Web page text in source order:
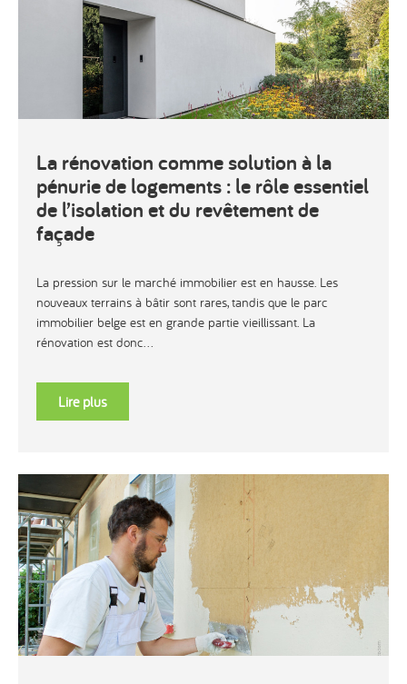
La rénovation comme solution à la
pénurie de logements : le rôle essentiel
de l’isolation et du revêtement de
façade
La pression sur le marché immobilier est en hausse. Les
nouveaux terrains à bâtir sont rares, tandis que le parc
immobilier belge est en grande partie vieillissant. La
rénovation est donc...
Lire plus